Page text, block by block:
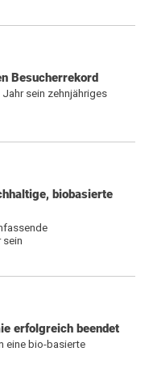
Besucherrekord
sein zehnjähriges
biobasierte
erfolgreich beendet
eine bio-basierte